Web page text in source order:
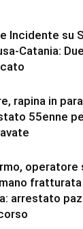
Incidente su
Catania:
rapina in
55enne
operatore
arrestato